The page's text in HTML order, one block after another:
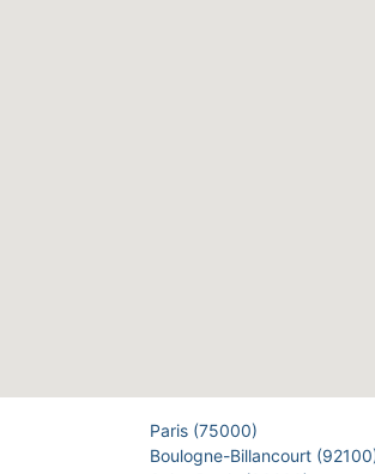
Paris (75000)
Boulogne-Billancourt